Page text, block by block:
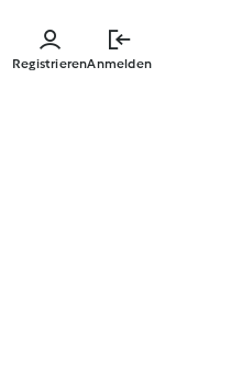
springen
RegistrierenAnmelden